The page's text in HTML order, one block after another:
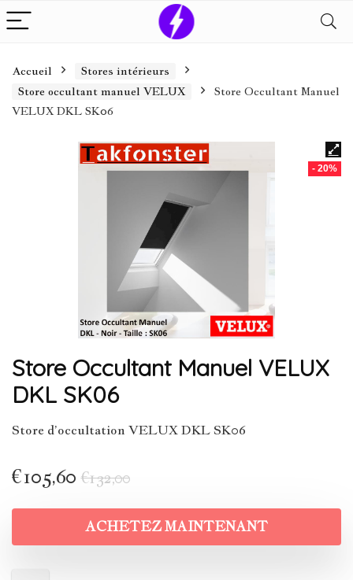
Accueil
Stores intérieurs
Store occultant manuel VELUX
Store Occultant Manuel
VELUX DKL SK06
- 20%
Store Occultant Manuel VELUX
DKL SK06
Store d’occultation VELUX DKL SK06
€132,00
€105,60
ACHETEZ MAINTENANT